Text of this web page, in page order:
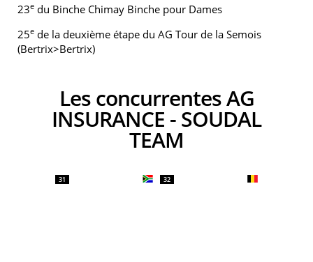
23e du Binche Chimay Binche pour Dames
25e de la deuxième étape du AG Tour de la Semois
(Bertrix>Bertrix)
Les concurrentes AG
INSURANCE - SOUDAL
TEAM
31 32